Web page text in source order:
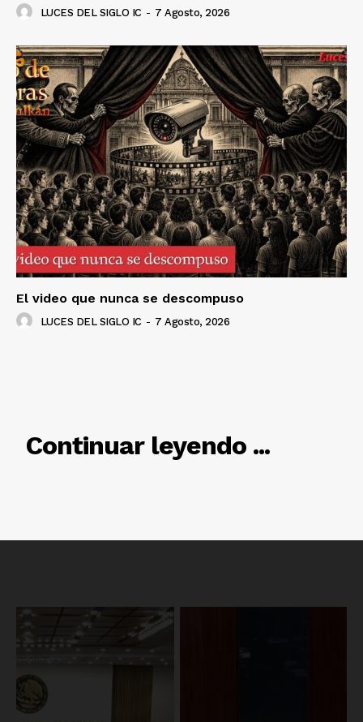
LUCES DEL SIGLO IC - 7 Agosto, 2026
El video que nunca se descompuso
LUCES DEL SIGLO IC - 7 Agosto, 2026
Continuar leyendo ...
RELACIONADO